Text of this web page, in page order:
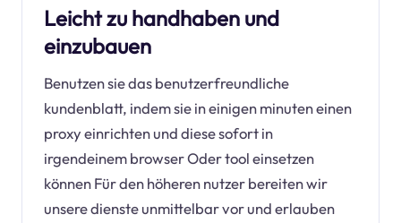
Leicht zu handhaben und
einzubauen
Benutzen sie das benutzerfreundliche
kundenblatt, indem sie in einigen minuten einen
proxy einrichten und diese sofort in
irgendeinem browser Oder tool einsetzen
können Für den höheren nutzer bereiten wir
unsere dienste unmittelbar vor und erlauben